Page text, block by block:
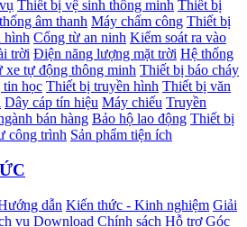
Thiết bị vệ sinh thông minh Thiết bị
âm thanh Máy chấm công Thiết bị
hình Cổng từ an ninh Kiểm soát ra vào
trời Điện năng lượng mặt trời Hệ thống
xe tự động thông minh Thiết bị báo cháy
tin học Thiết bị truyền hình Thiết bị văn
Dây cáp tín hiệu Máy chiếu Truyền
bán hàng Bảo hộ lao động Thiết bị
công trình Sản phẩm tiện ích
dẫn Kiến thức - Kinh nghiệm Giải
vụ Download Chính sách Hỗ trợ Góc